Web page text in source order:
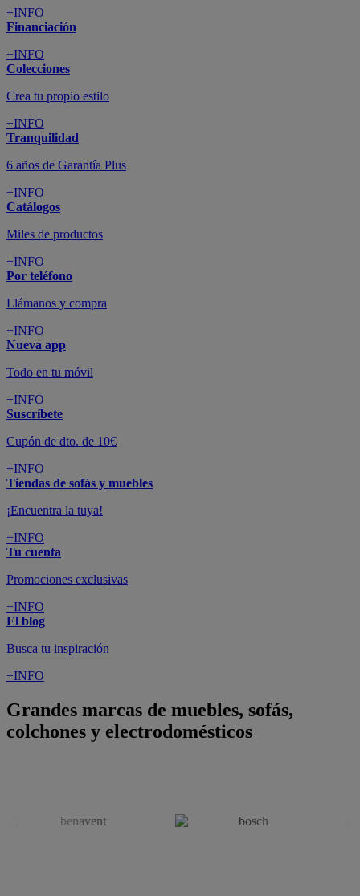
+INFO
Financiación
+INFO
Colecciones
Crea tu propio estilo
+INFO
Tranquilidad
6 años de Garantía Plus
+INFO
Catálogos
Miles de productos
+INFO
Por teléfono
Llámanos y compra
+INFO
Nueva app
Todo en tu móvil
+INFO
Suscríbete
Cupón de dto. de 10€
+INFO
Tiendas de sofás y muebles
¡Encuentra la tuya!
+INFO
Tu cuenta
Promociones exclusivas
+INFO
El blog
Busca tu inspiración
+INFO
Grandes marcas de muebles, sofás,
colchones y electrodomésticos